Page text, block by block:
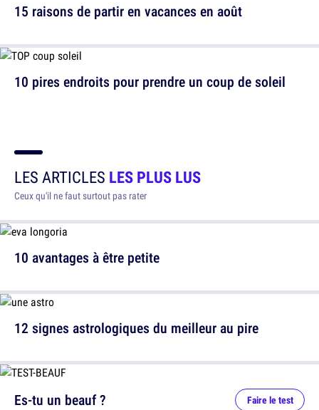
15 raisons de partir en vacances en août
10 pires endroits pour prendre un coup de soleil
LES ARTICLES LES PLUS LUS
Ceux qu'il ne faut surtout pas rater
10 avantages à être petite
12 signes astrologiques du meilleur au pire
Es-tu un beauf ? Faire le test